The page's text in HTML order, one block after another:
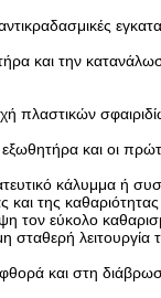
και την
πλαστικών
και οι
κάλυμμα ή
και της
εύκολο
λειτουργία
φθορά και στη